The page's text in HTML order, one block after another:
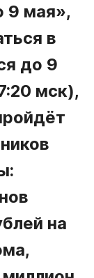
9 мая»,
в
до 9
мск),
на